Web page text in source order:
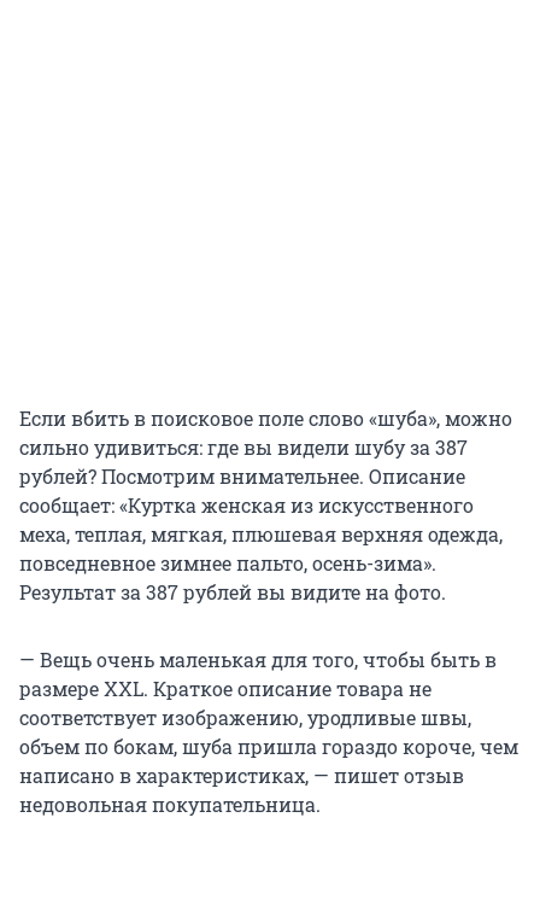
Если вбить в поисковое поле слово «шуба», можно
сильно удивиться: где вы видели шубу за 387
рублей? Посмотрим внимательнее. Описание
сообщает: «Куртка женская из искусственного
меха, теплая, мягкая, плюшевая верхняя одежда,
повседневное зимнее пальто, осень-зима».
Результат за 387 рублей вы видите на фото.
— Вещь очень маленькая для того, чтобы быть в
размере XXL. Краткое описание товара не
соответствует изображению, уродливые швы,
объем по бокам, шуба пришла гораздо короче, чем
написано в характеристиках, — пишет отзыв
недовольная покупательница.